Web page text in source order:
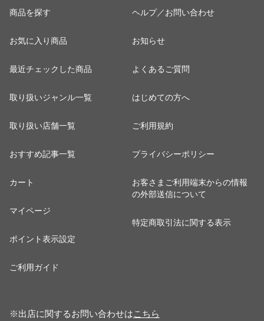
商品を探す
お気に入り商品
最近チェックした商品
取り扱いジャンル一覧
取り扱い店舗一覧
おすすめ記事一覧
カート
マイページ
ポイント表示設定
ご利用ガイド
ヘルプ／お問い合わせ
お知らせ
よくあるご質問
はじめての方へ
ご利用規約
プライバシーポリシー
お客さまご利用端末からの情報
の外部送信について
特定商取引法に関する表示
※出店に関するお問い合わせはこちら